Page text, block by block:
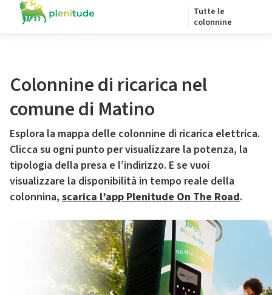
Tutte le
colonnine
Colonnine di ricarica nel
comune di Matino
Esplora la mappa delle colonnine di ricarica elettrica.
Clicca su ogni punto per visualizzare la potenza, la
tipologia della presa e l’indirizzo. E se vuoi
visualizzare la disponibilità in tempo reale della
colonnina, scarica l’app Plenitude On The Road.